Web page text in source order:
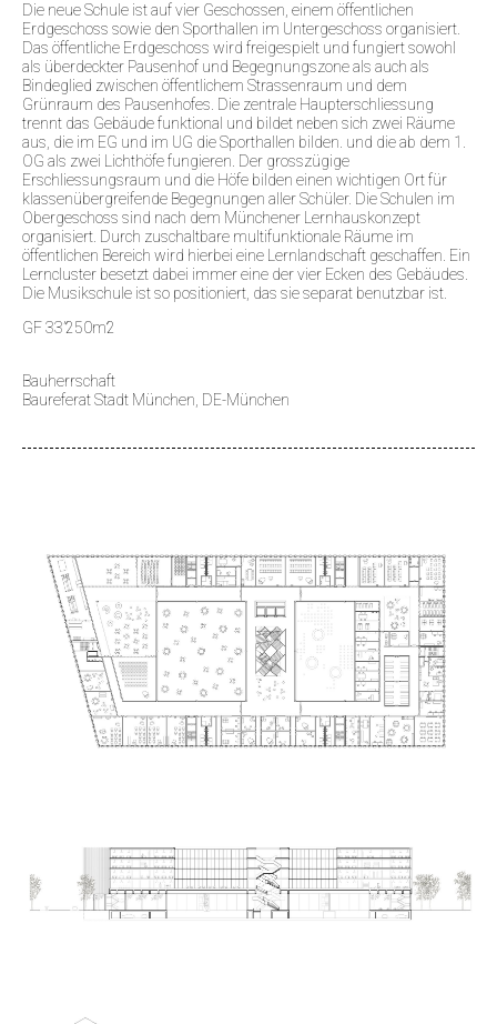
Die neue Schule ist auf vier Geschossen, einem öffentlichen
Erdgeschoss sowie den Sporthallen im Untergeschoss organisiert.
Das öffentliche Erdgeschoss wird freigespielt und fungiert sowohl
als überdeckter Pausenhof und Begegnungszone als auch als
Bindeglied zwischen öffentlichem Strassenraum und dem
Grünraum des Pausenhofes. Die zentrale Haupterschliessung
trennt das Gebäude funktional und bildet neben sich zwei Räume
aus, die im EG und im UG die Sporthallen bilden. und die ab dem 1.
OG als zwei Lichthöfe fungieren. Der grosszügige
Erschliessungsraum und die Höfe bilden einen wichtigen Ort für
klassenübergreifende Begegnungen aller Schüler. Die Schulen im
Obergeschoss sind nach dem Münchener Lernhauskonzept
organisiert. Durch zuschaltbare multifunktionale Räume im
öffentlichen Bereich wird hierbei eine Lernlandschaft geschaffen. Ein
Lerncluster besetzt dabei immer eine der vier Ecken des Gebäudes.
Die Musikschule ist so positioniert, das sie separat benutzbar ist.
GF 33’250m2
Bauherrschaft
Baureferat Stadt München, DE-München